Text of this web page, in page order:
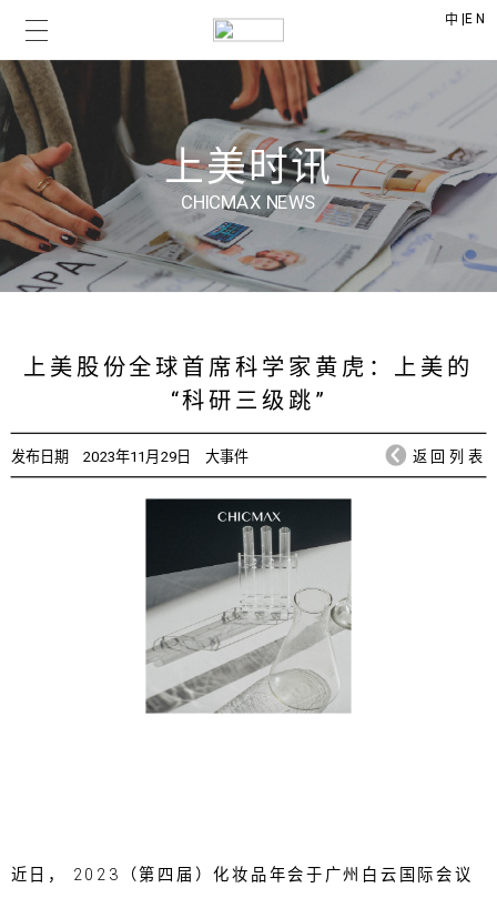
中 |EN
上美时讯
CHICMAX NEWS
上美股份全球首席科学家黄虎：上美的
“科研三级跳”
发布日期 2023年11月29日 大事件 返回列表
近日， 2023（第四届）化妆品年会于广州白云国际会议